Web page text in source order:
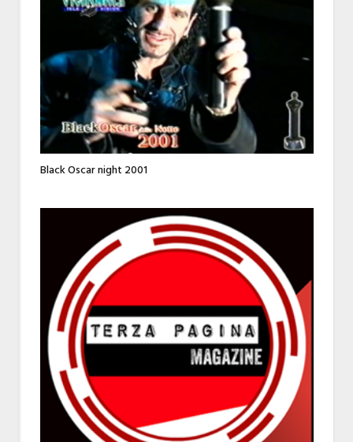
Black Oscar night 2001